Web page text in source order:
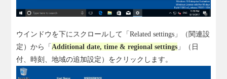
ウインドウを下にスクロールして「Related settings」（関連設
定）から「Additional date, time & regional settings 」（日
付、時刻、地域の追加設定）をクリックします。